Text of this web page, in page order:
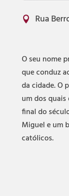
 Rua
O seu nome
que conduz
da cidade. O
um dos quais
final do
Miguel e um
católicos.